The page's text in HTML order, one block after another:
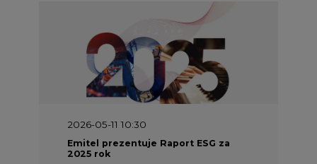
2026-05-11 10:30
Emitel prezentuje Raport ESG za
2025 rok